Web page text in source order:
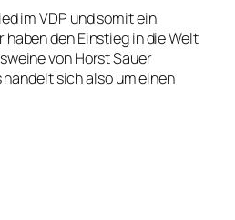
im VDP und somit ein
den Einstieg in die Welt
von Horst Sauer
handelt sich also um einen